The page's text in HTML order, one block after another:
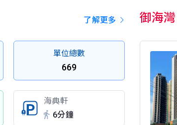
了解更多
單位總數
669
海典軒
6分鐘
御海灣